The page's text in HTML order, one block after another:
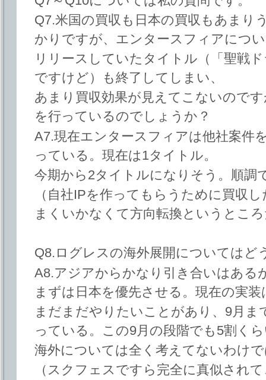
Q7.米国の買収も日本の買収もあまり
かりですが、エンタースフィアにつ
リリースしていたタイトル（「聖戦
ですけど）も終了してしまい、
あまり買収効果が見えてこないので
を行っているのでしょうか？
A7.現在エンタースフィアは他社案件
っている。現在は1タイトル。
今期から2タイトルになりそう。順調
（自社IPを作ってもらうために買収
まくいかなくて方向転換というとこ
Q8.ログレスの海外展開についてはど
A8.アジアからかなり引き合いはある
まずは日本を優先させる。現在の実
まだまだやりたいことがあり、9月ま
っている。この9月の段階でも5割く
海外については全く考えてないわけ
（スクフェスですら完全に真似され